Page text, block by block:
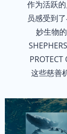
无动物实验生产
碳抵消出行
无纸化文档
产品数据表和安全
作为活跃
员感受到
妙生物
这些慈善